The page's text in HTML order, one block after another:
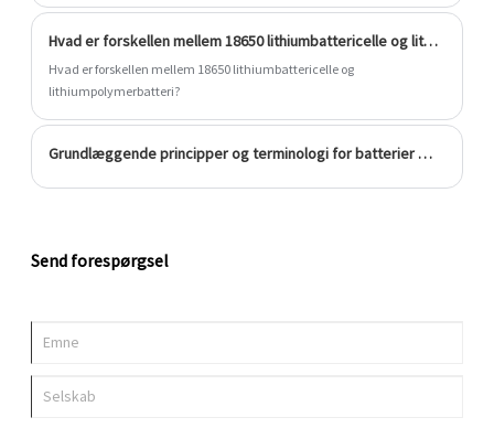
problem og også svare på forskellen mellem 18650-batteri og fleksibelt
lithium-batteri?
Hvad er forskellen mellem 18650 lithiumbattericelle og lithiumpolymerbatteri?
Hvad er forskellen mellem 18650 lithiumbattericelle og
lithiumpolymerbatteri?
Grundlæggende principper og terminologi for batterier （2）
Send forespørgsel